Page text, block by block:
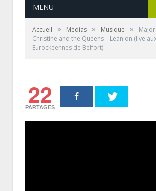
MENU
Accueil » Médias » Musique »
Christine and the Queens – Lean on (live
Eurockéennes de Belfort)
22
PARTAGES